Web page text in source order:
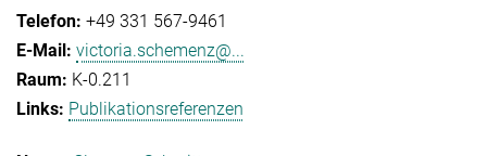
+49 331 567-9461
victoria.schemenz@...
K-0.211
Publikationsreferenzen